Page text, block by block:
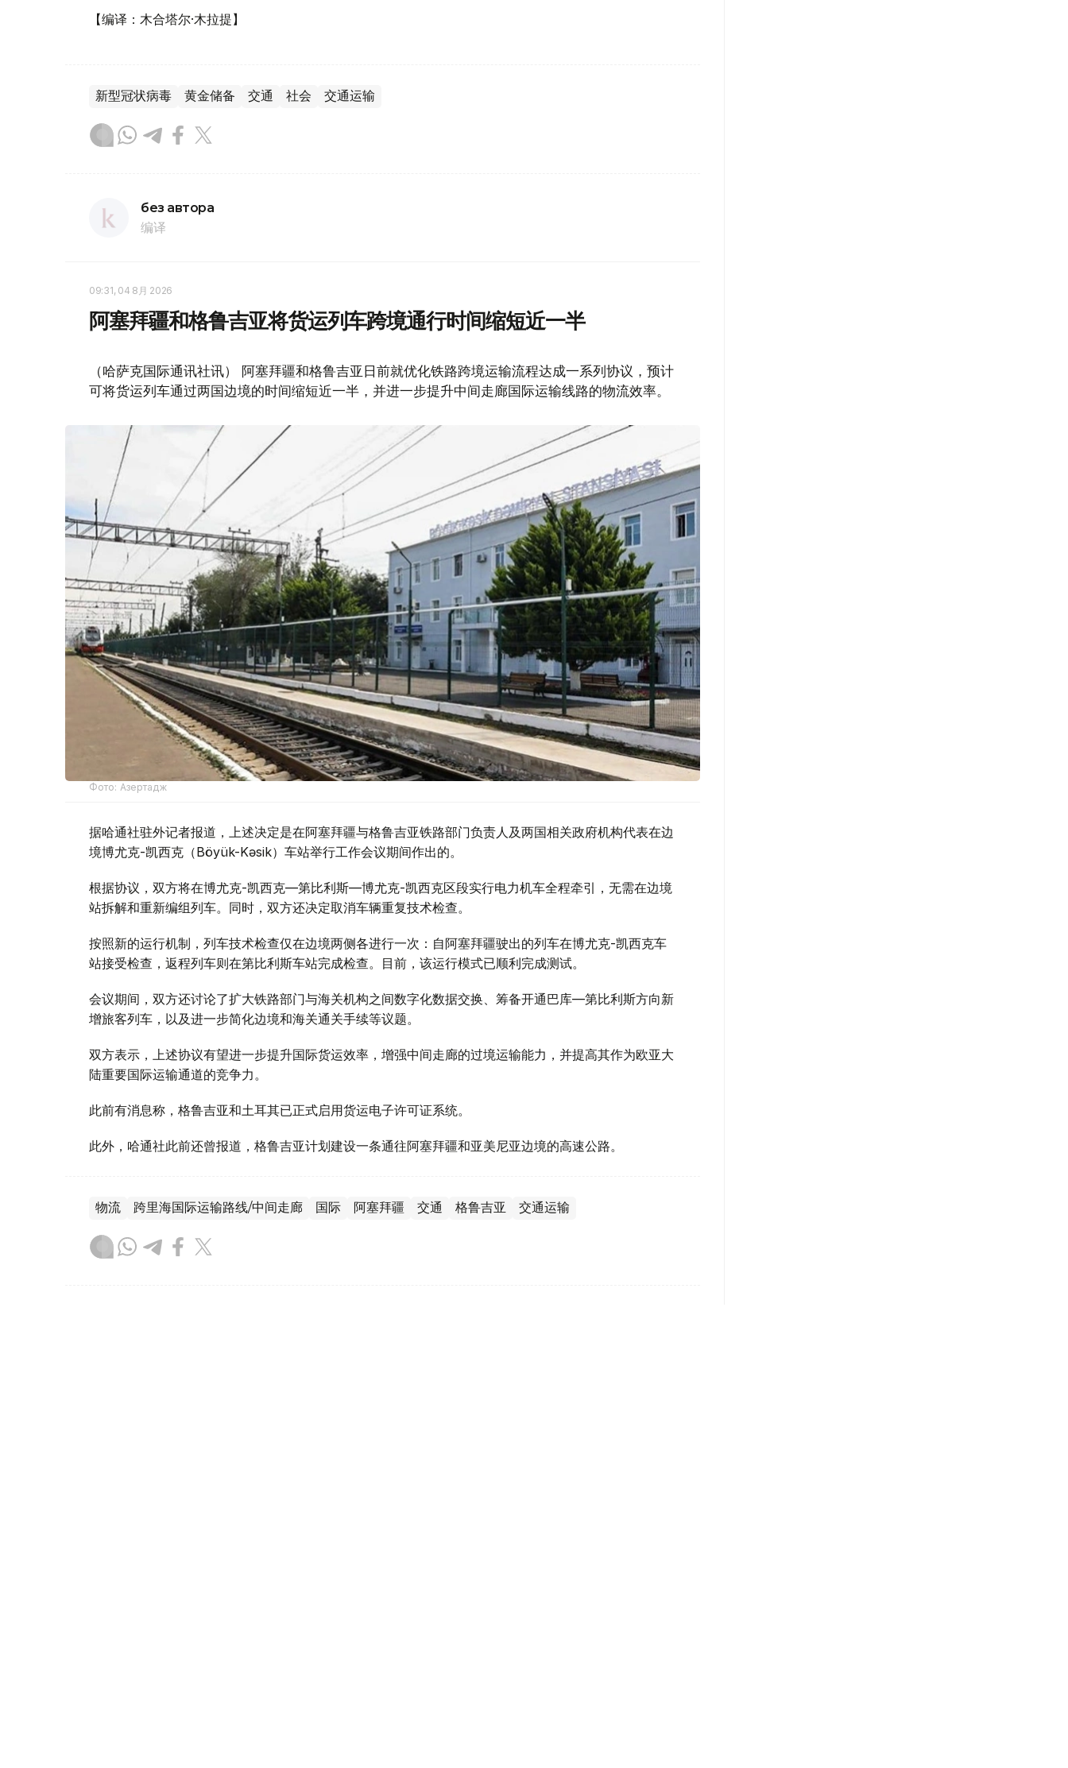
【编译：木合塔尔·木拉提】
新型冠状病毒 黄金储备 交通 社会 交通运输
без автора
编译
09:31, 04 8月 2026
阿塞拜疆和格鲁吉亚将货运列车跨境通行时间缩短近一半
（哈萨克国际通讯社讯） 阿塞拜疆和格鲁吉亚日前就优化铁路跨境运输流程达成一系列协议，预计
可将货运列车通过两国边境的时间缩短近一半，并进一步提升中间走廊国际运输线路的物流效率。
Фото: Азертадж
据哈通社驻外记者报道，上述决定是在阿塞拜疆与格鲁吉亚铁路部门负责人及两国相关政府机构代表在边
境博尤克-凯西克（Böyük-Kəsik）车站举行工作会议期间作出的。
根据协议，双方将在博尤克-凯西克—第比利斯—博尤克-凯西克区段实行电力机车全程牵引，无需在边境
站拆解和重新编组列车。同时，双方还决定取消车辆重复技术检查。
按照新的运行机制，列车技术检查仅在边境两侧各进行一次：自阿塞拜疆驶出的列车在博尤克-凯西克车
站接受检查，返程列车则在第比利斯车站完成检查。目前，该运行模式已顺利完成测试。
会议期间，双方还讨论了扩大铁路部门与海关机构之间数字化数据交换、筹备开通巴库—第比利斯方向新
增旅客列车，以及进一步简化边境和海关通关手续等议题。
双方表示，上述协议有望进一步提升国际货运效率，增强中间走廊的过境运输能力，并提高其作为欧亚大
陆重要国际运输通道的竞争力。
此前有消息称，格鲁吉亚和土耳其已正式启用货运电子许可证系统。
此外，哈通社此前还曾报道，格鲁吉亚计划建设一条通往阿塞拜疆和亚美尼亚边境的高速公路。
物流 跨里海国际运输路线/中间走廊 国际 阿塞拜疆 交通 格鲁吉亚 交通运输